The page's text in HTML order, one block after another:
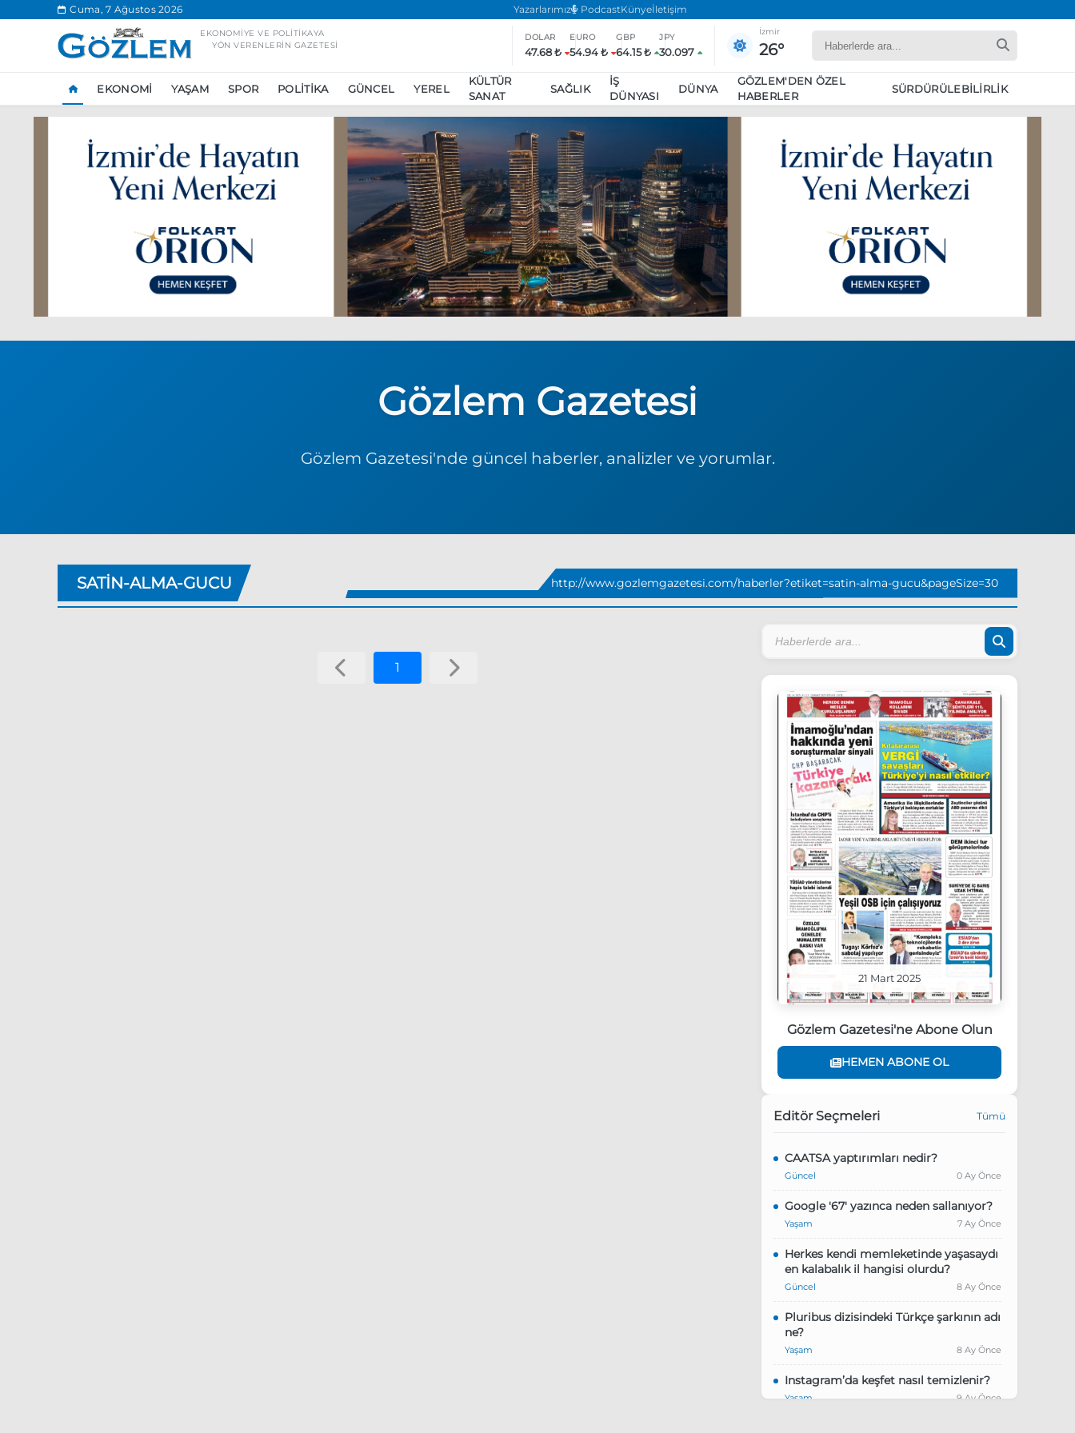
Cuma, 7 Ağustos 2026 Yazarlarımız PodcastKünyeİletişim
EKONOMIYE VE POLITIKAYA
YÖN VERENLERIN GAZETESI
DOLAR
47.68 ₺
EURO
54.94 ₺
GBP
64.15 ₺
JPY
30.097
İzmir
26°
EKONOMI YAŞAM SPOR POLITIKA GÜNCEL YEREL
KÜLTÜR
SANAT
SAĞLIK
İŞ
DÜNYASI
DÜNYA
GÖZLEM'DEN ÖZEL
HABERLER
SÜRDÜRÜLEBILIRLIK
Ankara’da eylem yasağı uzatıldı
Özgür Özel, Ekrem İmamoğlu’nu ziyaret edecek
Ünlü çift bir etkinliğe daha katılmama kararı aldı
Boykot
Gözlem Gazetesi
Gözlem Gazetesi'nde güncel haberler, analizler ve yorumlar.
SATIN-ALMA-GUCU http://www.gozlemgazetesi.com/haberler?etiket=satin-alma-gucu&pageSize=30
1
21 Mart 2025
Gözlem Gazetesi'ne Abone Olun
HEMEN ABONE OL
Editör Seçmeleri Tümü
CAATSA yaptırımları nedir?
Güncel 0 Ay Önce
Google '67' yazınca neden sallanıyor?
Yaşam 7 Ay Önce
Herkes kendi memleketinde yaşasaydı
en kalabalık il hangisi olurdu?
Güncel 8 Ay Önce
Pluribus dizisindeki Türkçe şarkının adı
ne?
Yaşam 8 Ay Önce
Instagram’da keşfet nasıl temizlenir?
Yaşam 9 Ay Önce